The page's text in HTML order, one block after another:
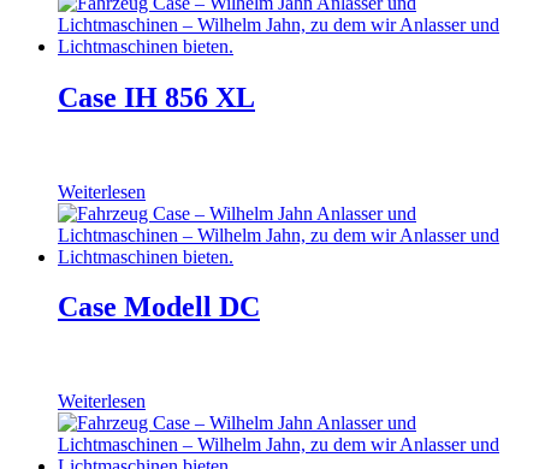
Case IH 856 XL
Weiterlesen
Case Modell DC
Weiterlesen